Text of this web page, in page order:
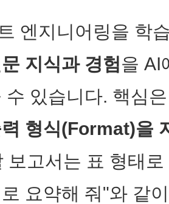
엔지니어링을 학
지식과 경험을 AI
수 있습니다. 핵심
형식(Format)을
보고서는 표 형태
요약해 줘"와 같